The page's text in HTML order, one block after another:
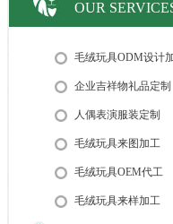
服装定制
SHEN SHUN XING TOY
OUR
毛绒玩具ODM设计
企业吉祥物礼品定制
人偶表演服装定制
毛绒玩具来图加工
毛绒玩具OEM代工
毛绒玩具来样加工